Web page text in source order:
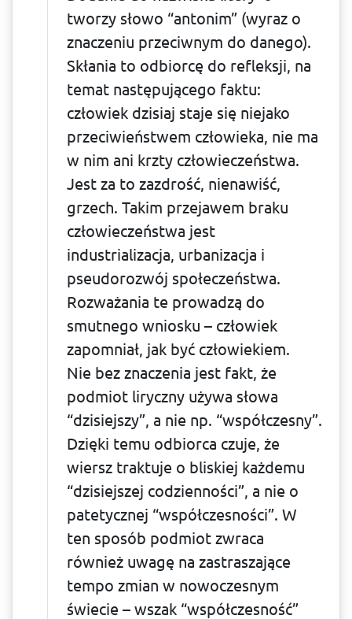
tworzy słowo “antonim” (wyraz o
znaczeniu przeciwnym do danego).
Skłania to odbiorcę do refleksji, na
temat następującego faktu:
człowiek dzisiaj staje się niejako
przeciwieństwem człowieka, nie ma
w nim ani krzty człowieczeństwa.
Jest za to zazdrość, nienawiść,
grzech. Takim przejawem braku
człowieczeń­stwa jest
industrializacja, urbanizacja i
pseudorozwój społeczeństwa.
Rozważania te prowadzą do
smutnego wniosku – człowiek
zapomniał, jak być człowiekiem.
Nie bez znaczenia jest fakt, że
podmiot liryczny używa słowa
“dzisiejszy”, a nie np. “współczesny”.
Dzięki temu odbiorca czuje, że
wiersz traktuje o bliskiej każde­mu
“dzisiejszej codzienności”, a nie o
patetycznej “współczesności”. W
ten sposób podmiot zwraca
również uwagę na zastraszające
tempo zmian w nowoczesnym
świecie – wszak “współczesność”